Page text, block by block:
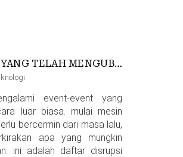
DAFTAR DISRUPSI YANG TELAH MENGUBAH DUNIA SECARA DRASTIS
event-event yang
luar biasa. mulai mesin
bercermin dari masa lalu,
apa yang mungkin
ini adalah daftar disrupsi